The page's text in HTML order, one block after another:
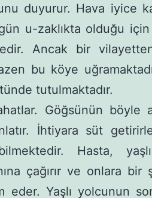
duyu­rur. Hava iyice
u-zaklıkta olduğu
Ancak bir
bu köye
tutulmaktadır.
Göğsünün böyle
İhtiyara süt
Hasta,
çağırır ve onlara bir
eder. Yaşlı yolcunun